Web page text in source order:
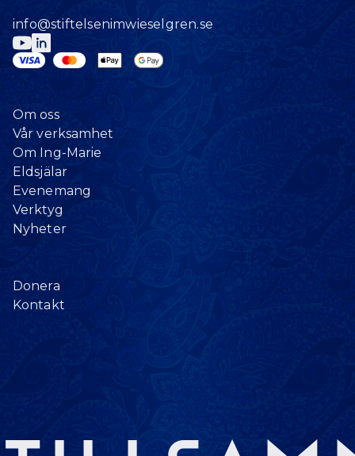
info@stiftelsenimwieselgren.se
Om oss
Vår verksamhet
Om Ing-Marie
Eldsjälar
Evenemang
Verktyg
Nyheter
Donera
Kontakt